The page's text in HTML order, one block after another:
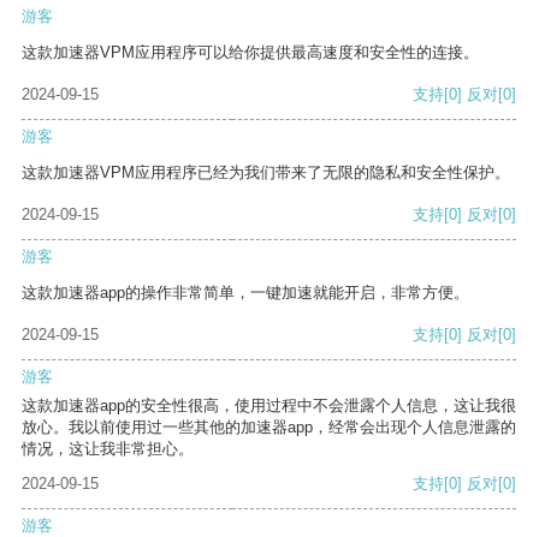
游客
这款加速器VPM应用程序可以给你提供最高速度和安全性的连接。
2024-09-15 支持[0] 反对[0]
游客
这款加速器VPM应用程序已经为我们带来了无限的隐私和安全性保护。
2024-09-15 支持[0] 反对[0]
游客
这款加速器app的操作非常简单，一键加速就能开启，非常方便。
2024-09-15 支持[0] 反对[0]
游客
这款加速器app的安全性很高，使用过程中不会泄露个人信息，这让我很
放心。我以前使用过一些其他的加速器app，经常会出现个人信息泄露的
情况，这让我非常担心。
2024-09-15
支持[0] 反对[0]
游客